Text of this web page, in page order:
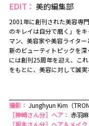
EDIT： 美的編集部
2001年に創刊された美容専
のキレイは自分で磨く」を
マン、美容家や美容ライタ
新のビューティトピックを
には創刊25周年を迎え、こ
をもとに、美容に対して誠実
撮影： Junghyun Kim（
［神崎さん分］ヘア： 赤羽
［坂本さん分］ヘア＆メイク